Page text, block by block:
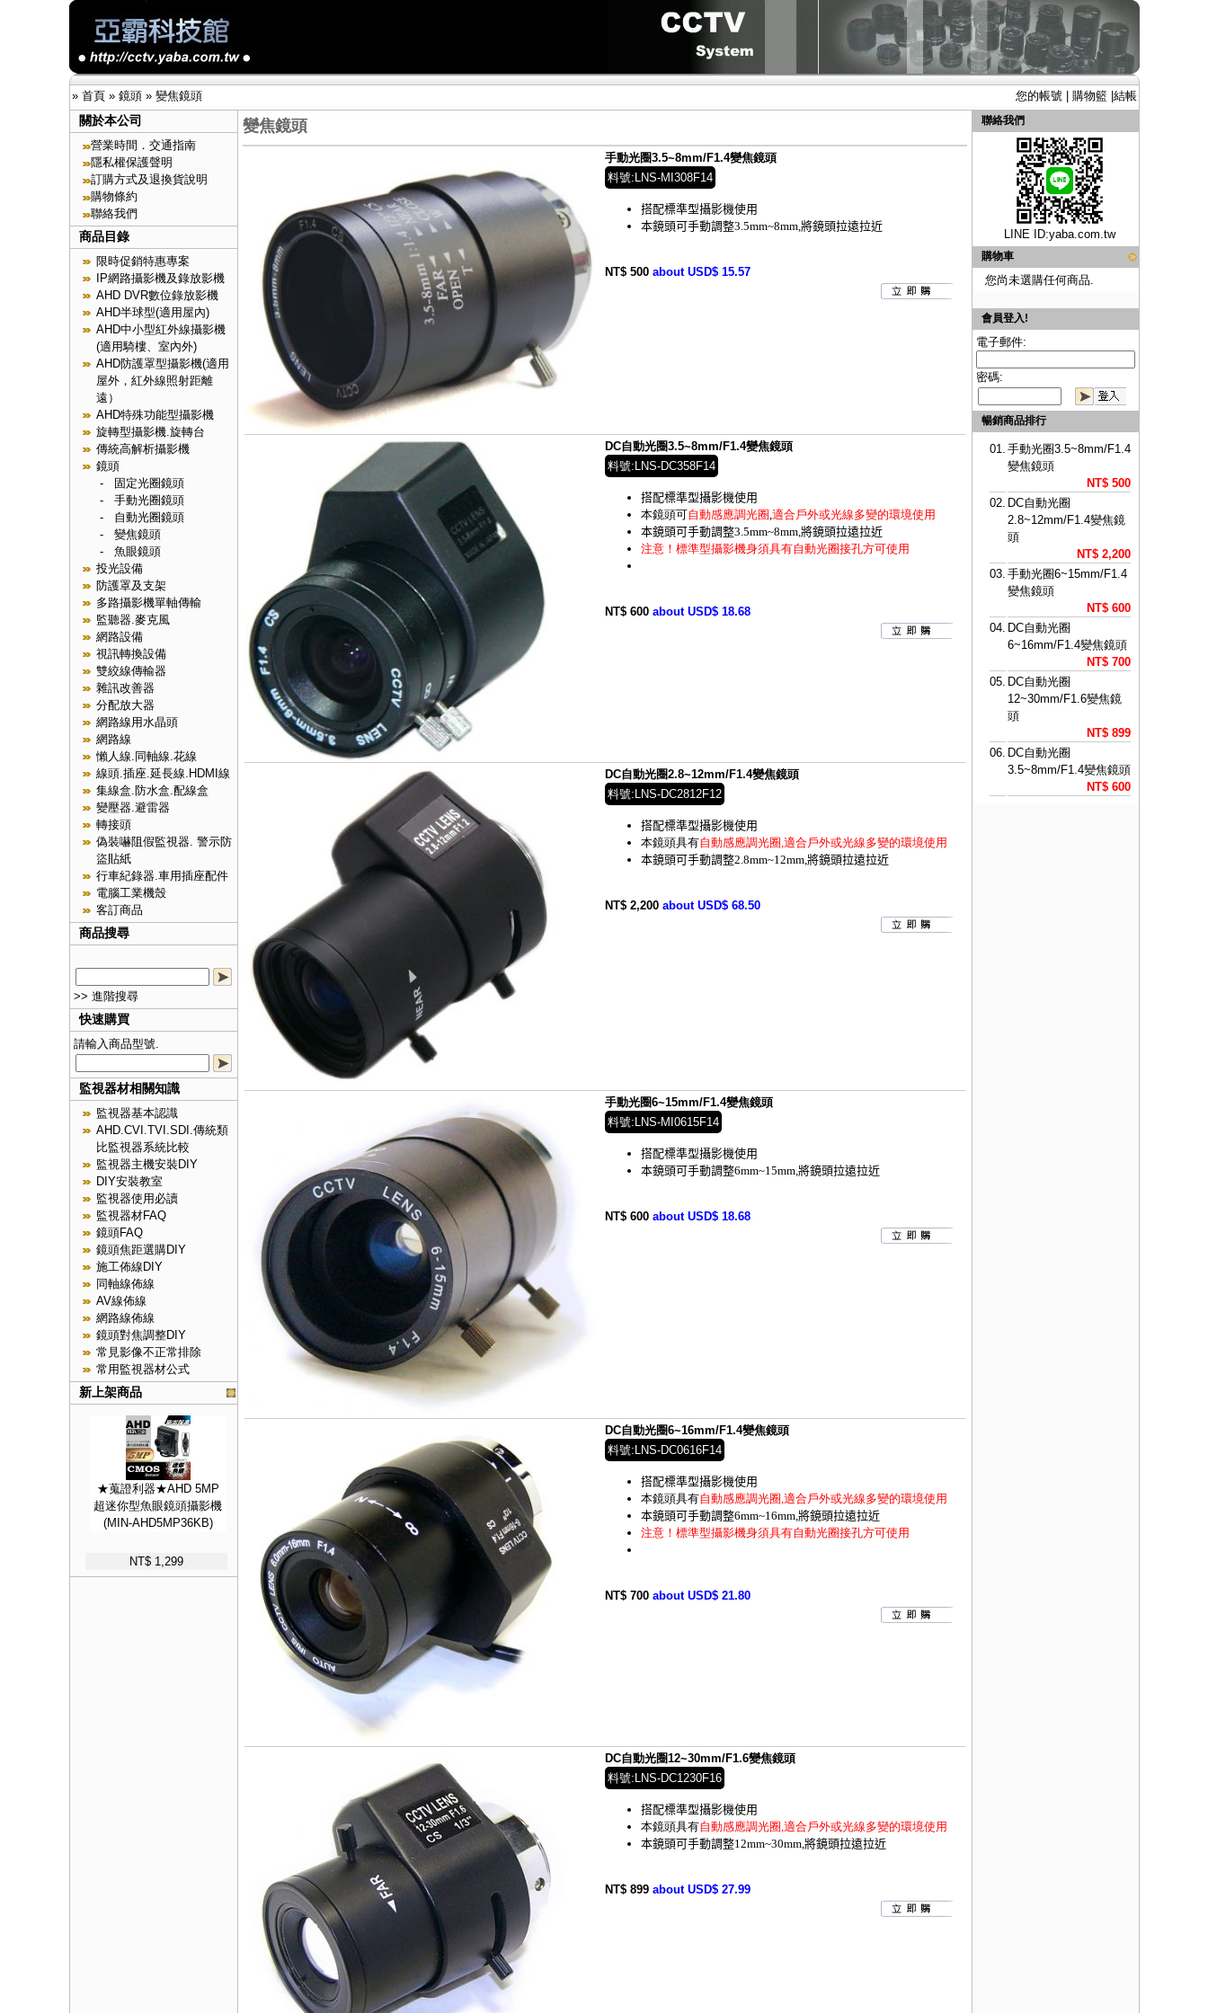
» 首頁» 鏡頭» 變焦鏡頭 您的帳號| 購物籃| 結帳
關於本公司
營業時間．交通指南
隱私權保護聲明
訂購方式及退換貨說明
購物條約
聯絡我們
商品目錄
限時促銷特惠專案
IP網路攝影機及錄放影機
AHD DVR數位錄放影機
AHD半球型(適用屋內)
AHD中小型紅外線攝影機
(適用騎樓、室內外)
AHD防護罩型攝影機(適用
屋外，紅外線照射距離
遠）
AHD特殊功能型攝影機
旋轉型攝影機.旋轉台
傳統高解析攝影機
鏡頭
-
固定光圈鏡頭
- 手動光圈鏡頭
- 自動光圈鏡頭
- 變焦鏡頭
- 魚眼鏡頭
投光設備
防護罩及支架
多路攝影機單軸傳輸
監聽器.麥克風
網路設備
視訊轉換設備
雙絞線傳輸器
雜訊改善器
分配放大器
網路線用水晶頭
網路線
懶人線.同軸線.花線
線頭.插座.延長線.HDMI線
集線盒.防水盒.配線盒
變壓器.避雷器
轉接頭
偽裝嚇阻假監視器. 警示防
盜貼紙
行車紀錄器.車用插座配件
電腦工業機殼
客訂商品
商品搜尋
>> 進階搜尋
快速購買
請輸入商品型號.
監視器材相關知識
監視器基本認識
AHD.CVI.TVI.SDI.傳統類
比監視器系統比較
監視器主機安裝DIY
DIY安裝教室
監視器使用必讀
監視器材FAQ
鏡頭FAQ
鏡頭焦距選購DIY
施工佈線DIY
同軸線佈線
AV線佈線
網路線佈線
鏡頭對焦調整DIY
常見影像不正常排除
常用監視器材公式
新上架商品
★蒐證利器★AHD 5MP
超迷你型魚眼鏡頭攝影機
(MIN-AHD5MP36KB)
NT$ 1,299
變焦鏡頭
手動光圈3.5~8mm/F1.4變焦鏡頭
料號:LNS-MI308F14
搭配標準型攝影機使用
本鏡頭可手動調整3.5mm~8mm,將鏡頭拉遠拉近
NT$ 500 about USD$ 15.57
DC自動光圈3.5~8mm/F1.4變焦鏡頭
料號:LNS-DC358F14
搭配標準型攝影機使用
本鏡頭可自動感應調光圈,適合戶外或光線多變的環境使用
本鏡頭可手動調整3.5mm~8mm,將鏡頭拉遠拉近
注意！標準型攝影機身須具有自動光圈接孔方可使用
NT$ 600 about USD$ 18.68
DC自動光圈2.8~12mm/F1.4變焦鏡頭
料號:LNS-DC2812F12
搭配標準型攝影機使用
本鏡頭具有自動感應調光圈,適合戶外或光線多變的環境使用
本鏡頭可手動調整2.8mm~12mm,將鏡頭拉遠拉近
NT$ 2,200 about USD$ 68.50
手動光圈6~15mm/F1.4變焦鏡頭
料號:LNS-MI0615F14
搭配標準型攝影機使用
本鏡頭可手動調整6mm~15mm,將鏡頭拉遠拉近
NT$ 600 about USD$ 18.68
DC自動光圈6~16mm/F1.4變焦鏡頭
料號:LNS-DC0616F14
搭配標準型攝影機使用
本鏡頭具有自動感應調光圈,適合戶外或光線多變的環境使用
本鏡頭可手動調整6mm~16mm,將鏡頭拉遠拉近
注意！標準型攝影機身須具有自動光圈接孔方可使用
NT$ 700 about USD$ 21.80
DC自動光圈12~30mm/F1.6變焦鏡頭
料號:LNS-DC1230F16
搭配標準型攝影機使用
本鏡頭具有自動感應調光圈,適合戶外或光線多變的環境使用
本鏡頭可手動調整12mm~30mm,將鏡頭拉遠拉近
NT$ 899 about USD$ 27.99
聯絡我們
LINE ID:yaba.com.tw
購物車
您尚未選購任何商品.
會員登入!
電子郵件:
密碼:
暢銷商品排行
01. 手動光圈3.5~8mm/F1.4
變焦鏡頭
NT$ 500
02. DC自動光圈
2.8~12mm/F1.4變焦鏡
頭
NT$ 2,200
03. 手動光圈6~15mm/F1.4
變焦鏡頭
NT$ 600
04. DC自動光圈
6~16mm/F1.4變焦鏡頭
NT$ 700
05. DC自動光圈
12~30mm/F1.6變焦鏡
頭
NT$ 899
06. DC自動光圈
3.5~8mm/F1.4變焦鏡頭
NT$ 600